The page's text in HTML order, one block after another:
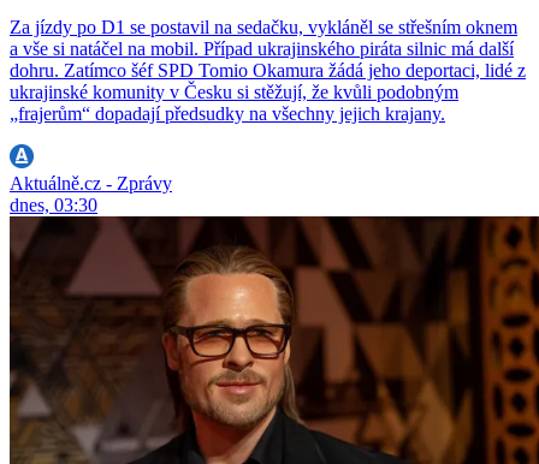
Za jízdy po D1 se postavil na sedačku, vykláněl se střešním oknem
a vše si natáčel na mobil. Případ ukrajinského piráta silnic má další
dohru. Zatímco šéf SPD Tomio Okamura žádá jeho deportaci, lidé z
ukrajinské komunity v Česku si stěžují, že kvůli podobným
„frajerům“ dopadají předsudky na všechny jejich krajany.
Aktuálně.cz - Zprávy
dnes, 03:30